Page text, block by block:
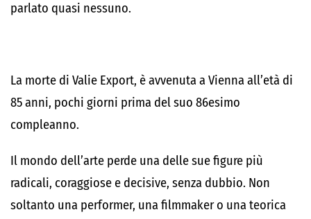
parlato quasi nessuno.
La morte di Valie Export, è avvenuta a Vienna all’età di
85 anni, pochi giorni prima del suo 86esimo
compleanno.
Il mondo dell’arte perde una delle sue figure più
radicali, coraggiose e decisive, senza dubbio. Non
soltanto una performer, una filmmaker o una teorica